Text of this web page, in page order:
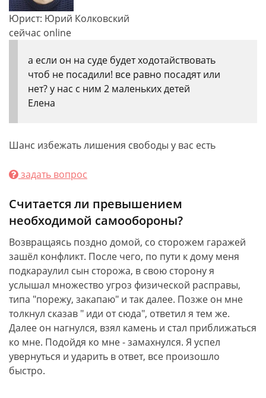
Юрист: Юрий Колковский
сейчас online
а если он на суде будет ходотайствовать
чтоб не посадили! все равно посадят или
нет? у нас с ним 2 маленьких детей
Елена
Шанс избежать лишения свободы у вас есть
задать вопрос
Считается ли превышением
необходимой самообороны?
Возвращаясь поздно домой, со сторожем гаражей
зашёл конфликт. После чего, по пути к дому меня
подкараулил сын сторожа, в свою сторону я
услышал множество угроз физической расправы,
типа "порежу, закапаю" и так далее. Позже он мне
толкнул сказав " иди от сюда", ответил я тем же.
Далее он нагнулся, взял камень и стал приближаться
ко мне. Подойдя ко мне - замахнулся. Я успел
увернуться и ударить в ответ, все произошло
быстро.